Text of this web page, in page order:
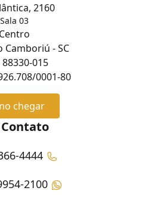
2160
Sala 03
Centro
Camboriú - SC
88330-015
0001-80
chegar
Contato
4444
2100